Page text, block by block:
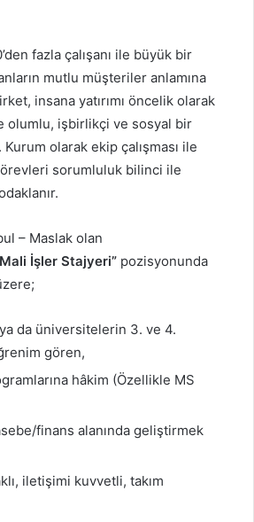
fazla çalışanı ile büyük bir
mutlu müşteriler anlamına
insana yatırımı öncelik olarak
olumlu, işbirlikçi ve sosyal bir
olarak ekip çalışması ile
sorumluluk bilinci ile
– Maslak olan
İşler Stajyeri” pozisyonunda
da üniversitelerin 3. ve 4.
gören,
hâkim (Özellikle MS
finans alanında geliştirmek
iletişimi kuvvetli, takım